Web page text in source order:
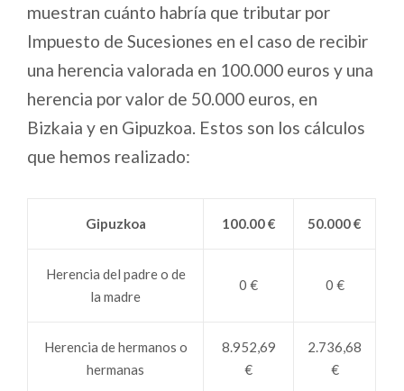
muestran cuánto habría que tributar por
Impuesto de Sucesiones en el caso de recibir
una herencia valorada en 100.000 euros y una
herencia por valor de 50.000 euros, en
Bizkaia y en Gipuzkoa. Estos son los cálculos
que hemos realizado:
Gipuzkoa 100.00 € 50.000 €
Herencia del padre o de
la madre
0 € 0 €
Herencia de hermanos o
hermanas
8.952,69
€
2.736,68
€